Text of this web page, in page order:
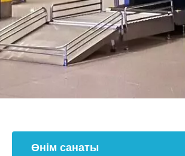
Өнім санаты